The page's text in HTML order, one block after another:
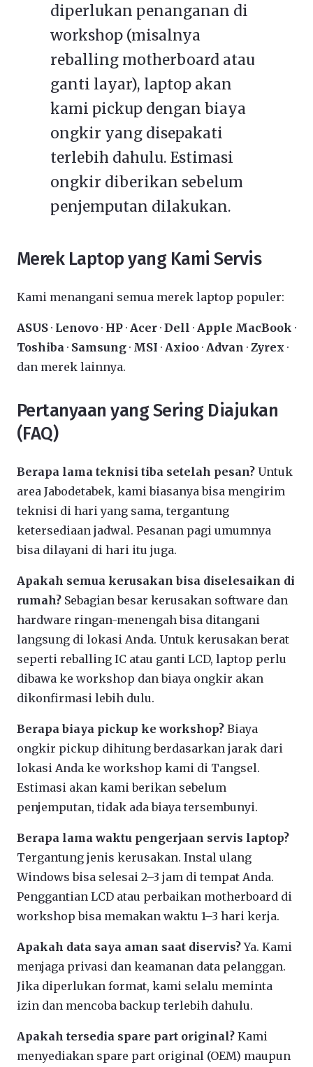
diperlukan penanganan di
workshop (misalnya
reballing motherboard atau
ganti layar), laptop akan
kami pickup dengan biaya
ongkir yang disepakati
terlebih dahulu. Estimasi
ongkir diberikan sebelum
penjemputan dilakukan.
Merek Laptop yang Kami Servis
Kami menangani semua merek laptop populer:
ASUS · Lenovo · HP · Acer · Dell · Apple MacBook ·
Toshiba · Samsung · MSI · Axioo · Advan · Zyrex ·
dan merek lainnya.
Pertanyaan yang Sering Diajukan
(FAQ)
Berapa lama teknisi tiba setelah pesan? Untuk
area Jabodetabek, kami biasanya bisa mengirim
teknisi di hari yang sama, tergantung
ketersediaan jadwal. Pesanan pagi umumnya
bisa dilayani di hari itu juga.
Apakah semua kerusakan bisa diselesaikan di
rumah? Sebagian besar kerusakan software dan
hardware ringan-menengah bisa ditangani
langsung di lokasi Anda. Untuk kerusakan berat
seperti reballing IC atau ganti LCD, laptop perlu
dibawa ke workshop dan biaya ongkir akan
dikonfirmasi lebih dulu.
Berapa biaya pickup ke workshop? Biaya
ongkir pickup dihitung berdasarkan jarak dari
lokasi Anda ke workshop kami di Tangsel.
Estimasi akan kami berikan sebelum
penjemputan, tidak ada biaya tersembunyi.
Berapa lama waktu pengerjaan servis laptop?
Tergantung jenis kerusakan. Instal ulang
Windows bisa selesai 2–3 jam di tempat Anda.
Penggantian LCD atau perbaikan motherboard di
workshop bisa memakan waktu 1–3 hari kerja.
Apakah data saya aman saat diservis?Ya. Kami
menjaga privasi dan keamanan data pelanggan.
Jika diperlukan format, kami selalu meminta
izin dan mencoba backup terlebih dahulu.
Apakah tersedia spare part original? Kami
menyediakan spare part original (OEM) maupun